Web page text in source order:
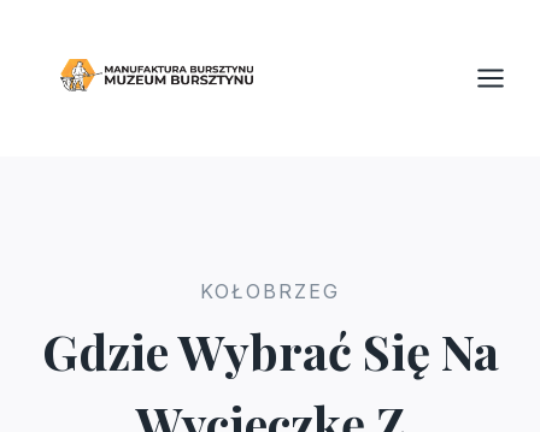
KOŁOBRZEG
Gdzie Wybrać Się Na